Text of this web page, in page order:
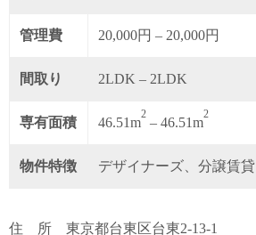
管理費 20,000円 – 20,000円
間取り 2LDK – 2LDK
専有面積 46.51m
2
– 46.51m
2
物件特徴 デザイナーズ、分譲賃貸
住 所 東京都台東区台東2-13-1